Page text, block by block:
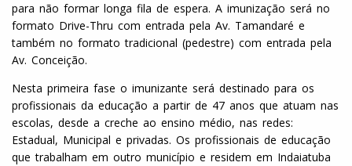
para não formar longa fila de espera. A imunização será no
formato Drive-Thru com entrada pela Av. Tamandaré e
também no formato tradicional (pedestre) com entrada pela
Av. Conceição.
Nesta primeira fase o imunizante será destinado para os
profissionais da educação a partir de 47 anos que atuam nas
escolas, desde a creche ao ensino médio, nas redes:
Estadual, Municipal e privadas. Os profissionais de educação
que trabalham em outro município e residem em Indaiatuba